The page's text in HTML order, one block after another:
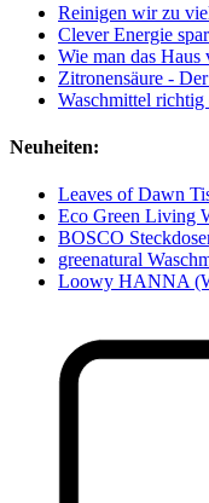
Reinigen wir zu
Clever Energie
Wie man das Haus
Zitronensäure -
Waschmittel richtig
Neuheiten:
Leaves of Dawn
Eco Green Living
BOSCO
greenatural
Loowy HANNA